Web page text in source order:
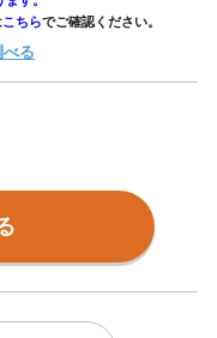
こちらでご確認ください。
べる